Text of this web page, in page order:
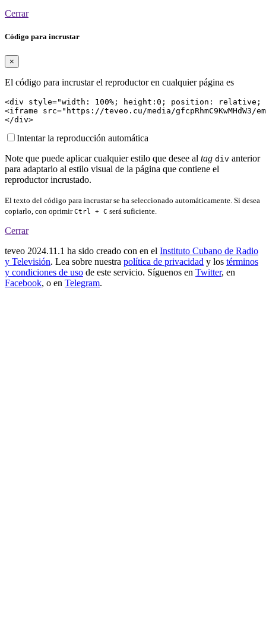
Cerrar
Código para incrustar
×
El código para incrustar el reproductor en cualquier página es
<div style="width: 100%; height:0; position: relative;
<iframe src="https://teveo.cu/media/
</div>
Intentar la reproducción automática
Note que puede aplicar cualquier estilo que desee al tag div anterior
para adaptarlo al estilo visual de la página que contiene el
reproductor incrustado.
El texto del código para incrustar se ha seleccionado automáticamente. Si desea
copiarlo, con oprimirCtrl + C será suficiente.
Cerrar
teveo 2024.11.1 ha sido creado con en el Instituto Cubano de Radio
y Televisión. Lea sobre nuestra política de privacidad y los términos
y condiciones de uso de este servicio. Síguenos en Twitter, en
Facebook, o en Telegram.